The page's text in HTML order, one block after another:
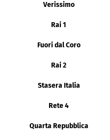
Verissimo
Rai 1
Fuori dal Coro
Rai 2
Stasera Italia
Rete 4
Quarta Repubblica